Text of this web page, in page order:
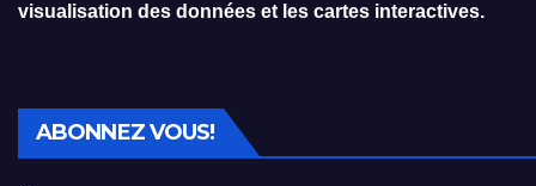
visualisation des données et les cartes interactives.
ABONNEZ VOUS!